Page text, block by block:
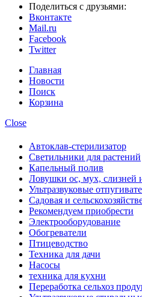
Поделиться с друзьями:
Вконтакте
Mail.ru
Facebook
Twitter
Главная
Новости
Поиск
Корзина
Close
Автоклав-стерилизатор
Светильники для растений
Капельный полив
Ловушки ос, мух, слизней
Ультразвуковые
Садовая и
Рекомендуем приобрести
Электрооборудование
Обогреватели
Птицеводство
Техника для дачи
Насосы
техника для кухни
Переработка сельхоз